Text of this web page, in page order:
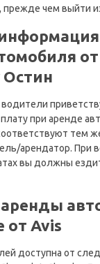
прежде чем выйти
от
Остин
при аренде
тем
арендатор. При
вы должны
от Avis
доступна от